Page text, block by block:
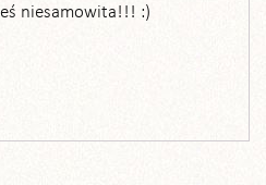
niesamowita!!! :)